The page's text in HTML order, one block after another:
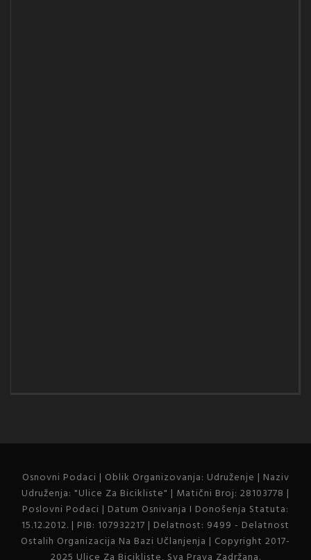
Osnovni Podaci | Oblik Organizovanja: Udruženje | Naziv
Udruženja: "Ulice Za Bicikliste" | Matični Broj: 28103778 |
Poslovni Podaci | Datum Osnivanja I Donošenja Statuta:
15.12.2012. | PIB: 107932217 | Delatnost: 9499 - Delatnost
Ostalih Organizacija Na Bazi Učlanjenja | Copyright 2017-